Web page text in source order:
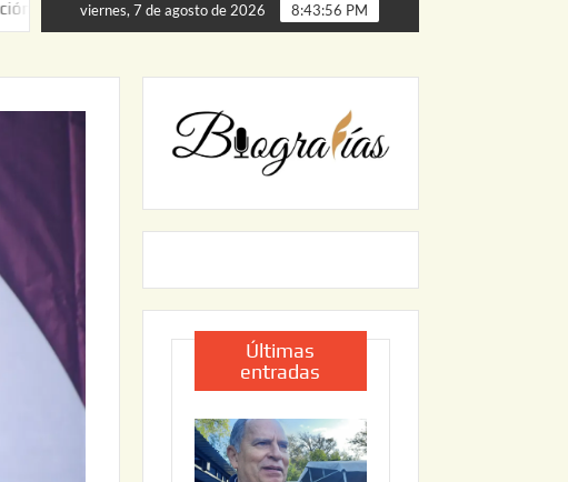
Puerta de Palmillas ARRANCA JAPAM EL PROGRAMA “AGUA
viernes, 7 de agosto de 2026 8:43:57 PM
Últimas
entradas